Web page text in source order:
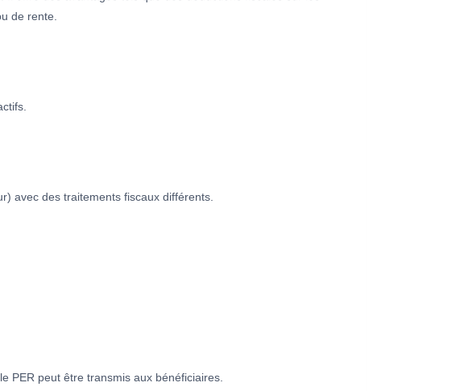
de rente.
avec des traitements fiscaux différents.
PER peut être transmis aux bénéficiaires.